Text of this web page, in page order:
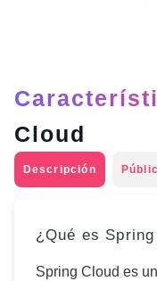
Cloud
Descripción
¿Qué es
Spring Cloud es